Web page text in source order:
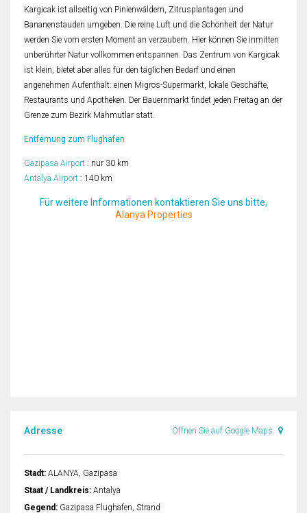
Kargicak ist allseitig von Pinienwäldern, Zitrusplantagen und
Bananenstauden umgeben. Die reine Luft und die Schönheit der Natur
werden Sie vom ersten Moment an verzaubern. Hier können Sie inmitten
unberührter Natur vollkommen entspannen. Das Zentrum von Kargicak
ist klein, bietet aber alles für den täglichen Bedarf und einen
angenehmen Aufenthalt: einen Migros-Supermarkt, lokale Geschäfte,
Restaurants und Apotheken. Der Bauernmarkt findet jeden Freitag an der
Grenze zum Bezirk Mahmutlar statt.
Entfernung zum Flughafen
Gazipasa Airport : nur 30 km
Antalya Airport : 140 km
Für weitere Informationen kontaktieren Sie uns bitte,
Alanya Properties
Adresse Öffnen Sie auf Google Maps
Stadt: ALANYA, Gazipasa
Staat / Landkreis: Antalya
Gegend: Gazipasa Flughafen, Strand